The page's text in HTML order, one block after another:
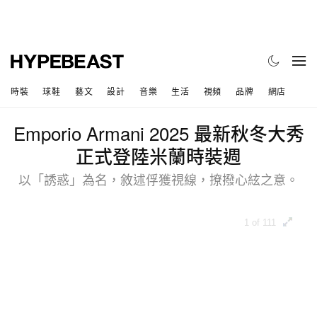
時裝 球鞋 藝文 設計 音樂 生活 視頻 品牌 網店
Emporio Armani 2025 最新秋冬大秀
正式登陸米蘭時裝週
以「誘惑」為名，敘述俘獲視線，撩撥心絃之意。
1 of 111